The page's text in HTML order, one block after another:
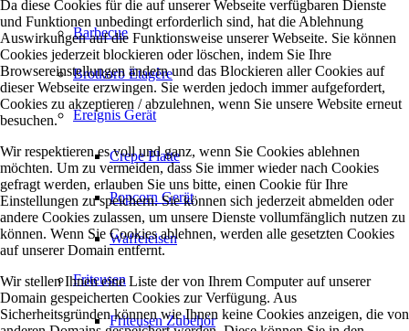
Barbecue
Brotkorb Etagère
Ereignis Gerät
Crepe Platte
Popcorn Gerät
Waffeleisen
Friteusen
Friteusen Zubehör
Da diese Cookies für die auf unserer Webseite verfügbaren Dienste
und Funktionen unbedingt erforderlich sind, hat die Ablehnung
Auswirkungen auf die Funktionsweise unserer Webseite. Sie können
Cookies jederzeit blockieren oder löschen, indem Sie Ihre
Browsereinstellungen ändern und das Blockieren aller Cookies auf
dieser Webseite erzwingen. Sie werden jedoch immer aufgefordert,
Cookies zu akzeptieren / abzulehnen, wenn Sie unsere Website erneut
besuchen.
Wir respektieren es voll und ganz, wenn Sie Cookies ablehnen
möchten. Um zu vermeiden, dass Sie immer wieder nach Cookies
gefragt werden, erlauben Sie uns bitte, einen Cookie für Ihre
Einstellungen zu speichern. Sie können sich jederzeit abmelden oder
andere Cookies zulassen, um unsere Dienste vollumfänglich nutzen zu
können. Wenn Sie Cookies ablehnen, werden alle gesetzten Cookies
auf unserer Domain entfernt.
Wir stellen Ihnen eine Liste der von Ihrem Computer auf unserer
Domain gespeicherten Cookies zur Verfügung. Aus
Sicherheitsgründen können wie Ihnen keine Cookies anzeigen, die von